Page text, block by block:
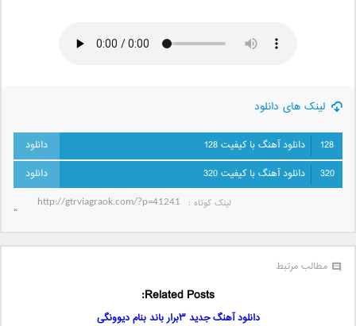
لینک های دانلود
128
دانلود آهنگ با کیفیت 128
320
دانلود آهنگ با کیفیت 320
لینک کوتاه‌ :
مطالب مرتبط
Related Posts:
دانلود آهنگ جدید ۳برار باند بنام دیوونگی